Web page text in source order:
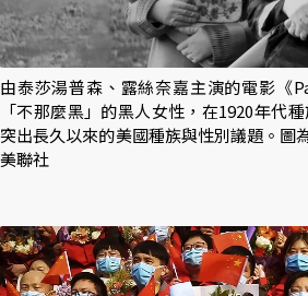
由泰莎湯普森、露絲奈嘉主演的電影《
「不那麼黑」的黑人女性，在1920年代
突出長久以來的美國種族與性別議題。圖
美聯社